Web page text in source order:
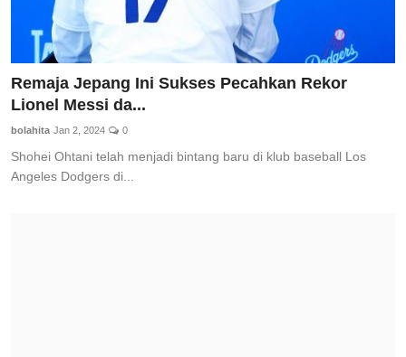
Remaja Jepang Ini Sukses Pecahkan Rekor
Lionel Messi da...
bolahita Jan 2, 2024 0
Shohei Ohtani telah menjadi bintang baru di klub baseball Los
Angeles Dodgers di...